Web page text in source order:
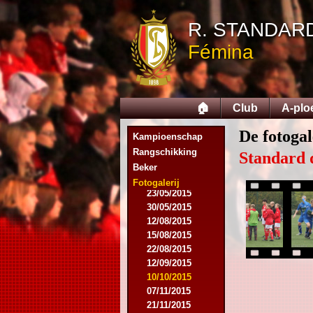
R.
Fémina
🏠 Club A-
Kampioenschap
Rangschikking
Beker
Fotogalerij
03/08/2014
16/08/2014
17/08/2014
06/09/2014
27/09/2014
11/10/2014
08/11/2014
15/11/2014
06/12/2014
13/12/2014
14/02/2015
21/02/2015
05/04/2015
23/05/2015
30/05/2015
12/08/2015
15/08/2015
22/08/2015
12/09/2015
10/10/2015
07/11/2015
21/11/2015
De
Standard